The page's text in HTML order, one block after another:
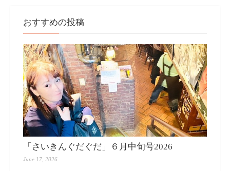
おすすめの投稿
「さいきんぐだぐだ」６月中旬号2026
June 17, 2026